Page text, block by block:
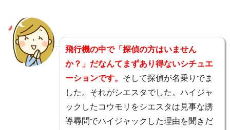
飛行機の中で「探偵の方はいません
か？」だなんてまずあり得ないシチュエ
ーションです。 そして探偵が名乗りでま
した。それがシエスタでした。ハイジャ
ックしたコウモリをシエスタは見事な誘
導尋問でハイジャックした理由を聞きだ